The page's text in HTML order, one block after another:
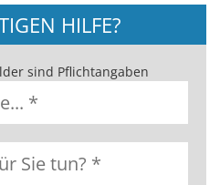
HILFE?
sind Pflichtangaben